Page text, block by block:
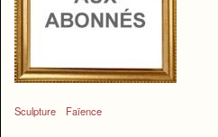
Sculpture Faïence